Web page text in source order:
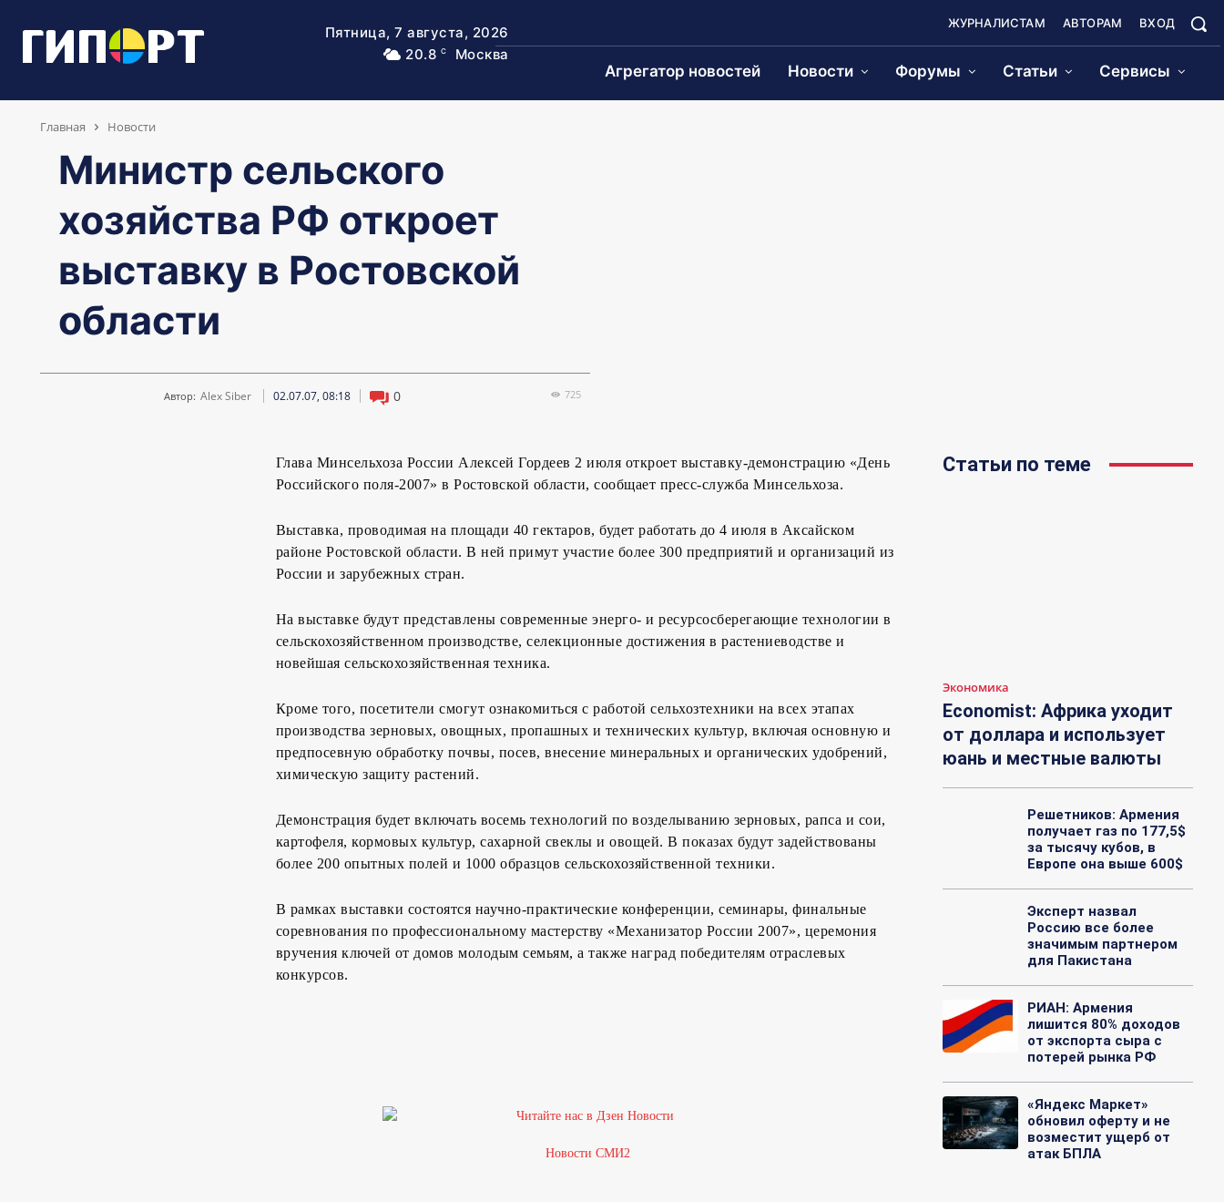
Пятница, 7 августа, 2026
20.8 C Москва
ЖУРНАЛИСТАМ АВТОРАМ ВХОД
Агрегатор новостей Новости Форумы Статьи Сервисы
Главная Новости
Министр сельского
хозяйства РФ откроет
выставку в Ростовской
области
Автор: Alex Siber 02.07.07, 08:18 0 725
Глава Минсельхоза России Алексей Гордеев 2 июля откроет выставку-демонстрацию «День
Российского поля-2007» в Ростовской области, сообщает пресс-служба Минсельхоза.
Выставка, проводимая на площади 40 гектаров, будет работать до 4 июля в Аксайском
районе Ростовской области. В ней примут участие более 300 предприятий и организаций из
России и зарубежных стран.
На выставке будут представлены современные энерго- и ресурсосберегающие технологии в
сельскохозяйственном производстве, селекционные достижения в растениеводстве и
новейшая сельскохозяйственная техника.
Кроме того, посетители смогут ознакомиться с работой сельхозтехники на всех этапах
производства зерновых, овощных, пропашных и технических культур, включая основную и
предпосевную обработку почвы, посев, внесение минеральных и органических удобрений,
химическую защиту растений.
Демонстрация будет включать восемь технологий по возделыванию зерновых, рапса и сои,
картофеля, кормовых культур, сахарной свеклы и овощей. В показах будут задействованы
более 200 опытных полей и 1000 образцов сельскохозяйственной техники.
В рамках выставки состоятся научно-практические конференции, семинары, финальные
соревнования по профессиональному мастерству «Механизатор России 2007», церемония
вручения ключей от домов молодым семьям, а также наград победителям отраслевых
конкурсов.
Новости СМИ2
Статьи по теме
Экономика
Economist: Африка уходит
от доллара и использует
юань и местные валюты
Решетников: Армения
получает газ по 177,5$
за тысячу кубов, в
Европе она выше 600$
Эксперт назвал
Россию все более
значимым партнером
для Пакистана
РИАН: Армения
лишится 80% доходов
от экспорта сыра с
потерей рынка РФ
«Яндекс Маркет»
обновил оферту и не
возместит ущерб от
атак БПЛА